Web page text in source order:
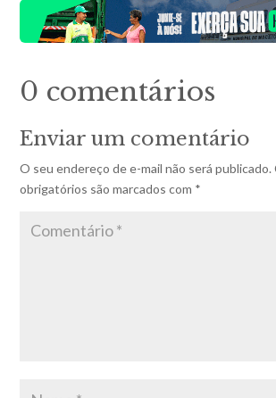
0 comentários
Enviar um comentário
O seu endereço de e-mail não será publicado.
obrigatórios são marcados com *